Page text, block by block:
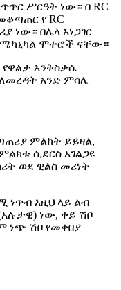
ሥርዓት ነው። በ RC
የ RC
ነው። በሌላ አነጋገር
ሜካኒካል ሞተሮች ናቸው።
እንቅስቃሴ
ለመረዳት አንድ ምሳሌ
ምልክት ይይዛል,
ሲደርስ አገልጋዩ
ወደ ዊልስ መሪነት
ነጥብ እዚህ ላይ ልብ
ነው, ቀይ ሽቦ
ነጭ ሽቦ የመቀበያ